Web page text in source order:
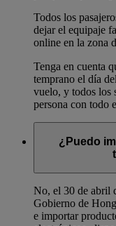
Todos los
dejar el equipaje
online en la zona
Tenga en cuenta
temprano el día
vuelo, y todos los
persona con todo
¿Puedo
No, el 30 de abril
Gobierno de
e importar